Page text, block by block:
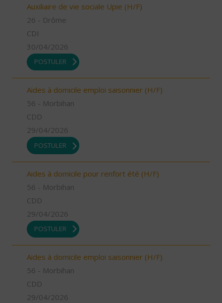
Auxiliaire de vie sociale Upie (H/F)
26 - Drôme
CDI
30/04/2026
POSTULER
Aides à domicile emploi saisonnier (H/F)
56 - Morbihan
CDD
29/04/2026
POSTULER
Aides à domicile pour renfort été (H/F)
56 - Morbihan
CDD
29/04/2026
POSTULER
Aides à domicile emploi saisonnier (H/F)
56 - Morbihan
CDD
29/04/2026